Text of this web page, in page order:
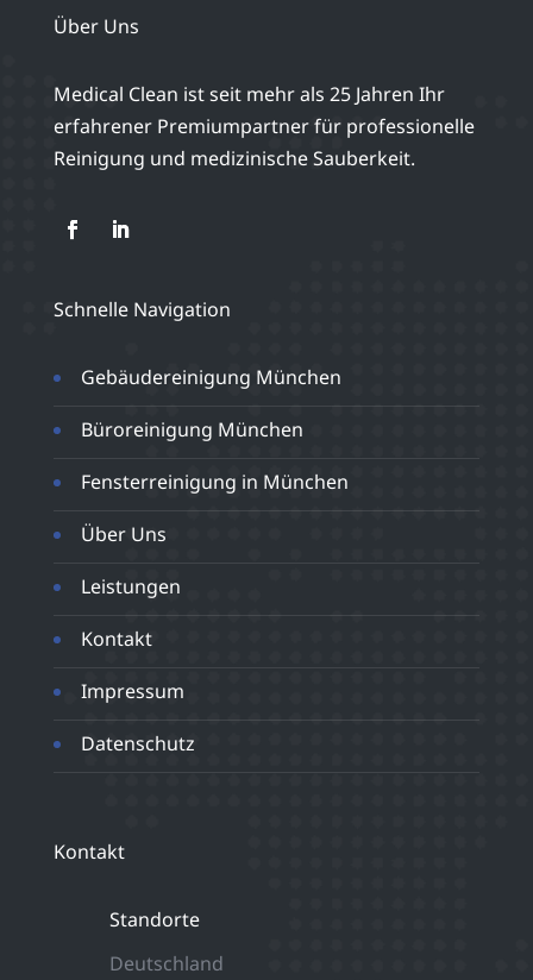
Über Uns
Medical Clean ist seit mehr als 25 Jahren Ihr
erfahrener Premiumpartner für professionelle
Reinigung und medizinische Sauberkeit.
Schnelle Navigation
Gebäudereinigung München
Büroreinigung München
Fensterreinigung in München
Über Uns
Leistungen
Kontakt
Impressum
Datenschutz
Kontakt
Standorte
Deutschland